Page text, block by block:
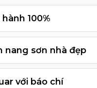
hành 100%
nang sơn nhà đẹp
với báo chí